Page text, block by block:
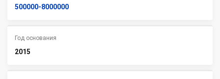
500000-8000000
Год основания
2015